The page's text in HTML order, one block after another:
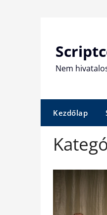
Nem
Kezdőlap